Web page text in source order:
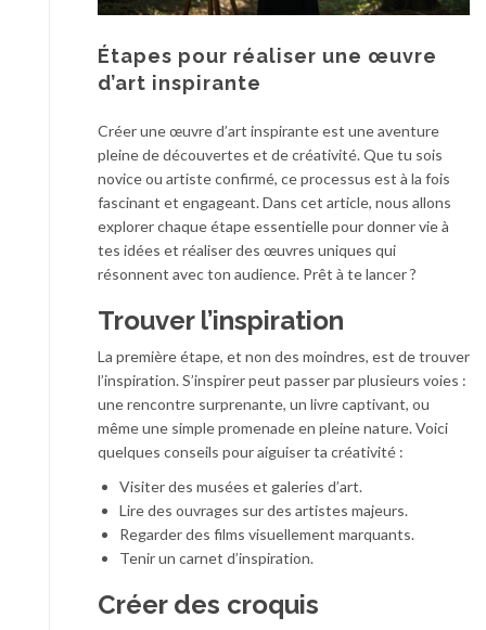
Étapes pour réaliser une œuvre
d’art inspirante
Créer une œuvre d’art inspirante est une aventure
pleine de découvertes et de créativité. Que tu sois
novice ou artiste confirmé, ce processus est à la fois
fascinant et engageant. Dans cet article, nous allons
explorer chaque étape essentielle pour donner vie à
tes idées et réaliser des œuvres uniques qui
résonnent avec ton audience. Prêt à te lancer ?
Trouver l’inspiration
La première étape, et non des moindres, est de trouver
l’inspiration. S’inspirer peut passer par plusieurs voies :
une rencontre surprenante, un livre captivant, ou
même une simple promenade en pleine nature. Voici
quelques conseils pour aiguiser ta créativité :
Visiter des musées et galeries d’art.
Lire des ouvrages sur des artistes majeurs.
Regarder des films visuellement marquants.
Tenir un carnet d’inspiration.
Créer des croquis